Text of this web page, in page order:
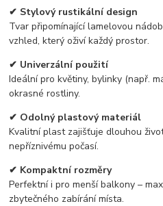
✔ Stylový rustikální design
Tvar připomínající lamelovou
vzhled, který oživí každý prostor.
✔ Univerzální použití
Ideální pro květiny, bylinky (např.
okrasné rostliny.
✔ Odolný plastový materiál
Kvalitní plast zajišťuje dlouhou
nepříznivému počasí.
✔ Kompaktní rozměry
Perfektní i pro menší balkony –
zbytečného zabírání místa.